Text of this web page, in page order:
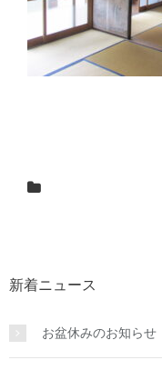
新着ニュース
お盆休みのお知らせ